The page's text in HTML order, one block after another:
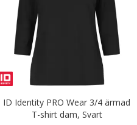
ID Identity PRO Wear 3/4 ärmad
T-shirt dam, Svart